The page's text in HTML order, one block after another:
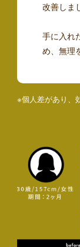
改善しま
手に入れ
め、無理
※個人差があり、